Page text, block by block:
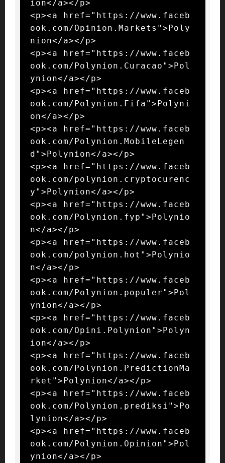
ion</a></p>
<p><a href="https://www.faceb
ook.com/Opinion.Markets">Poly
nion</a></p>
<p><a href="https://www.faceb
ook.com/Polynion.Curacao">Pol
ynion</a></p>
<p><a href="https://www.faceb
ook.com/Polynion.Fifa">Polyni
on</a></p>
<p><a href="https://www.faceb
ook.com/Polynion.MobileLegen
d">Polynion</a></p>
<p><a href="https://www.faceb
ook.com/polynion.cryptocurenc
y">Polynion</a></p>
<p><a href="https://www.faceb
ook.com/Polynion.fyp">Polynio
n</a></p>
<p><a href="https://www.faceb
ook.com/polynion.hot">Polynio
n</a></p>
<p><a href="https://www.faceb
ook.com/Polynion.populer">Pol
ynion</a></p>
<p><a href="https://www.faceb
ook.com/Opini.Polynion">Polyn
ion</a></p>
<p><a href="https://www.faceb
ook.com/Polynion.PredictionMa
rket">Polynion</a></p>
<p><a href="https://www.faceb
ook.com/Polynion.prediksi">Po
lynion</a></p>
<p><a href="https://www.faceb
ook.com/Polynion.Opinion">Pol
ynion</a></p>